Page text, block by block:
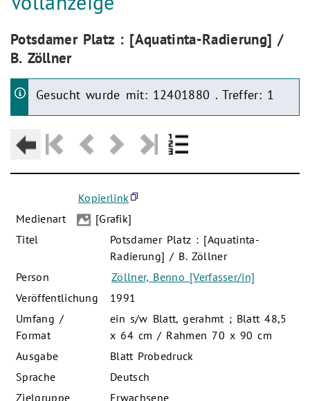
Aktuelle Seite:
Potsdamer Platz : [Aquatinta-Radierung] /
B. Zöllner
Gesucht wurde mit: 12401880 . Treffer: 1
Kopierlink
Medienart
[Grafik]
Titel
Potsdamer Platz : [Aquatinta-
Radierung] / B. Zöllner
Person
Zöllner, Benno [Verfasser/in]
Veröffentlichung
1991
Umfang /
Format
ein s/w Blatt, gerahmt ; Blatt 48,5
x 64 cm / Rahmen 70 x 90 cm
Ausgabe
Blatt Probedruck
Sprache
Deutsch
Zielgruppe
Erwachsene